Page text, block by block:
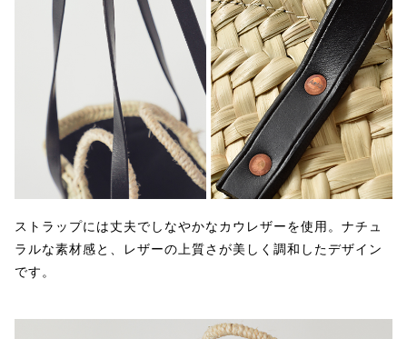
ストラップには丈夫でしなやかなカウレザーを使用。ナチュ
ラルな素材感と、レザーの上質さが美しく調和したデザイン
です。